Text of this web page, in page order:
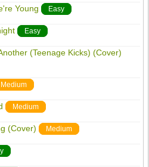
Young Easy
Easy
(Teenage Kicks) (Cover)
Medium
Medium
(Cover) Medium